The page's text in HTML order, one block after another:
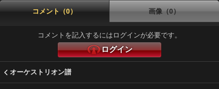
コメント（0） 画像（0）
コメントを記入するにはログインが必要です。
ログイン
オーケストリオン譜